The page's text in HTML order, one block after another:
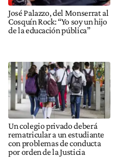
José Palazzo, del Monserrat al
Cosquín Rock: “Yo soy un hijo
de la educación pública”
Un colegio privado deberá
rematricular a un estudiante
con problemas de conducta
por orden de la Justicia